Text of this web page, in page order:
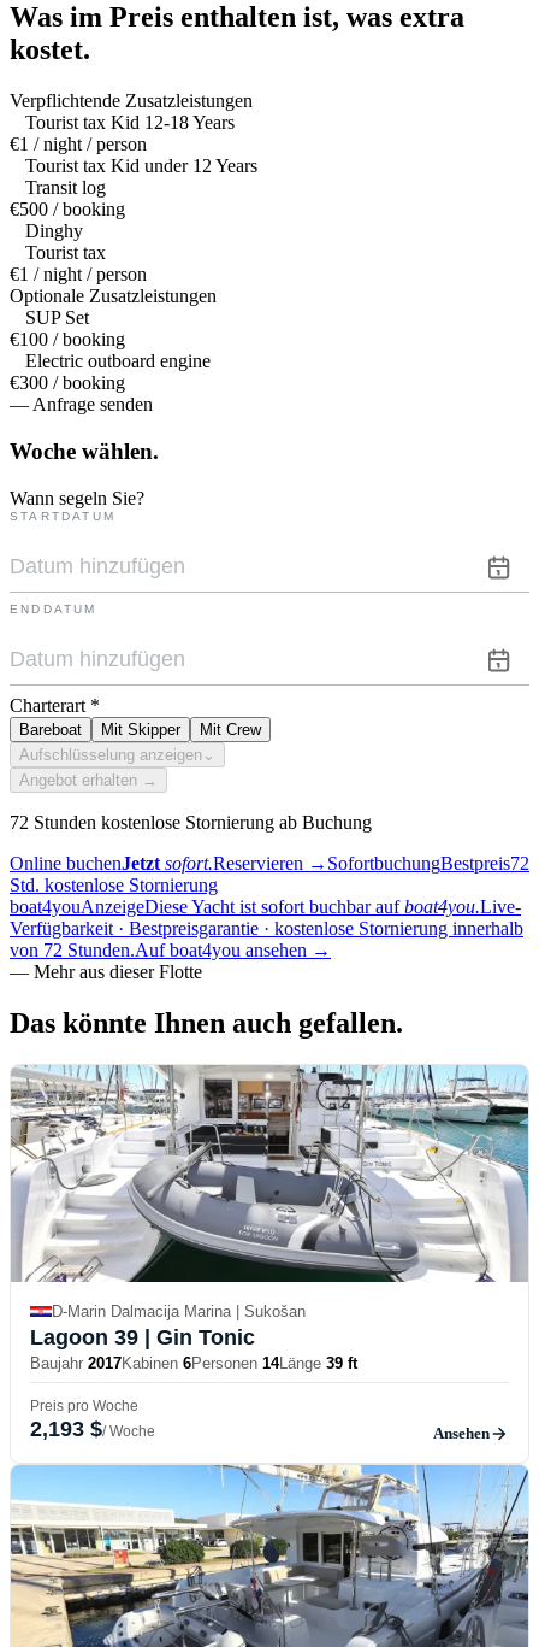
Was im Preis enthalten ist, was extra
kostet.
Verpflichtende Zusatzleistungen
Tourist tax Kid 12-18 Years
€1 / night / person
Tourist tax Kid under 12 Years
Transit log
€500 / booking
Dinghy
Tourist tax
€1 / night / person
Optionale Zusatzleistungen
SUP Set
€100 / booking
Electric outboard engine
€300 / booking
— Anfrage senden
Woche wählen.
Wann segeln Sie?
STARTDATUM
ENDDATUM
Charterart *
Bareboat Mit Skipper
Mit Crew
Aufschlüsselung anzeigen ⌄
Angebot erhalten →
72 Stunden kostenlose Stornierung ab Buchung
Online buchenJetzt sofort.Reservieren → SofortbuchungBestpreis72
Std. kostenlose Stornierung
boat4youAnzeigeDiese Yacht ist sofort buchbar auf boat4you.Live-
Verfügbarkeit · Bestpreisgarantie · kostenlose Stornierung innerhalb
von 72 Stunden.Auf boat4you ansehen →
— Mehr aus dieser Flotte
Das könnte Ihnen auch gefallen.
D-Marin Dalmacija Marina | Sukošan
Lagoon 39 | Gin Tonic
Baujahr 2017Kabinen 6Personen 14Länge 39 ft
Preis pro Woche
2,193 $/ Woche Ansehen